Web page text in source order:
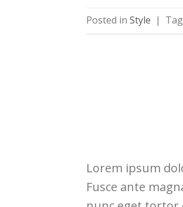
Posted in Style |
Lorem ipsum
Fusce ante